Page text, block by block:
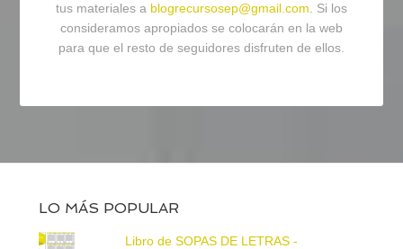
tus materiales a blogrecursosep@gmail.com. Si los
consideramos apropiados se colocarán en la web
para que el resto de seguidores disfruten de ellos.
LO MÁS POPULAR
Libro de SOPAS DE LETRAS -